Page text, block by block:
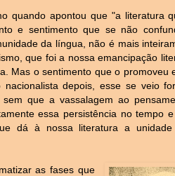
quando apontou que "a literatura
e sentimento que se não
da língua, não é mais
que foi a nossa emancipação
Mas o sentimento que o promoveu
depois, esse se veio
sem que a vassalagem ao
essa persistência no tempo
dá à nossa literatura a
as fases que